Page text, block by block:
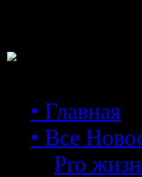
• Главная
• Все
Pro